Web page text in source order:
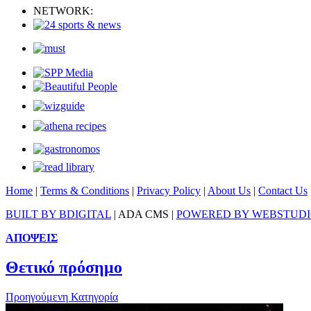
NETWORK:
Home | Terms & Conditions | Privacy Policy | About Us | Contact Us
BUILT BY BDIGITAL | ADA CMS | POWERED BY
ΑΠΟΨΕΙΣ
Θετικό πρόσημο
Προηγούμενη Κατηγορία